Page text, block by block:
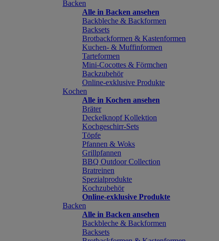
Backen
Alle in Backen ansehen
Backbleche & Backformen
Backsets
Brotbackformen & Kastenformen
Kuchen- & Muffinformen
Tarteformen
Mini-Cocottes & Förmchen
Backzubehör
Online-exklusive Produkte
Kochen
Alle in Kochen ansehen
Bräter
Deckelknopf Kollektion
Kochgeschirr-Sets
Töpfe
Pfannen & Woks
Grillpfannen
BBQ Outdoor Collection
Bratreinen
Spezialprodukte
Kochzubehör
Online-exklusive Produkte
Backen
Alle in Backen ansehen
Backbleche & Backformen
Backsets